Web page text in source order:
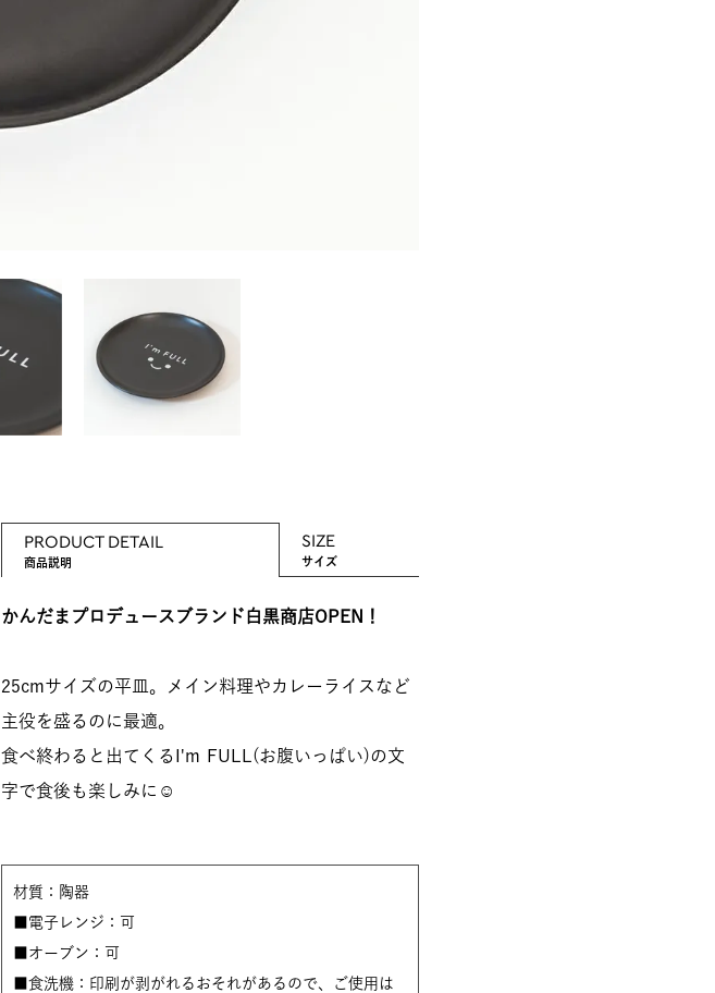
PRODUCT DETAIL
商品説明
SIZE
サイズ
かんだまプロデュースブランド白黒商店OPEN！
25cmサイズの平皿。メイン料理やカレーライスなど
主役を盛るのに最適。
食べ終わると出てくるI'm FULL(お腹いっぱい)の文
字で食後も楽しみに☺
材質：陶器
■電子レンジ：可
■オーブン：可
■食洗機：印刷が剥がれるおそれがあるので、ご使用は